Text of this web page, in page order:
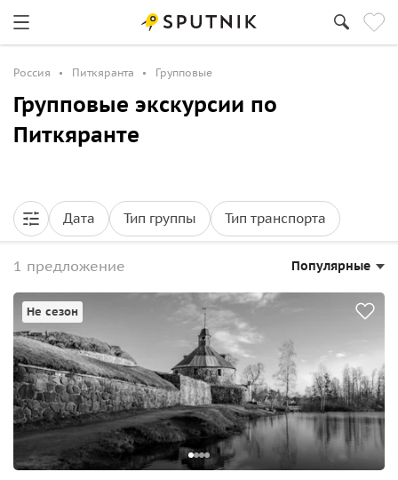
Россия Питкяранта Групповые
Групповые экскурсии по
Питкяранте
Дата Тип группы Тип транспорта
1 предложение Популярные
Не сезон